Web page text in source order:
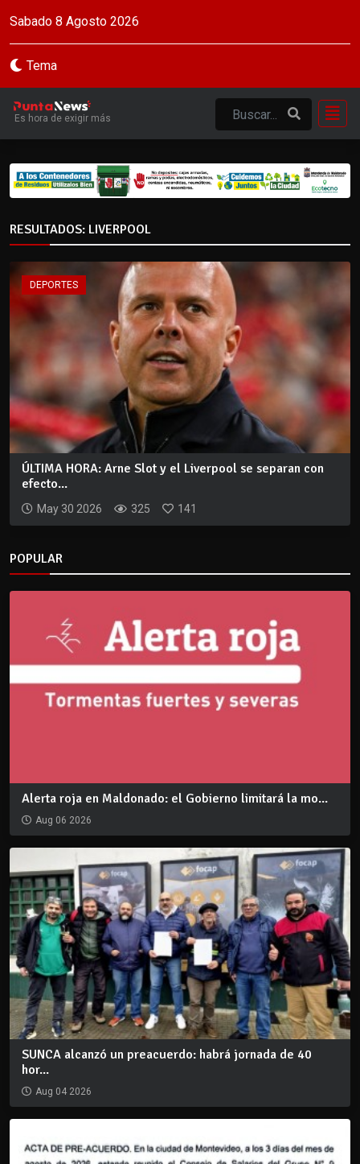
Sabado 8 Agosto 2026
Tema
Es hora de exigir más
RESULTADOS: LIVERPOOL
DEPORTES
ÚLTIMA HORA: Arne Slot y el Liverpool se separan con
efecto...
May 30 2026 325 141
POPULAR
Alerta roja en Maldonado: el Gobierno limitará la mo...
Aug 06 2026
SUNCA alcanzó un preacuerdo: habrá jornada de 40
hor...
Aug 04 2026